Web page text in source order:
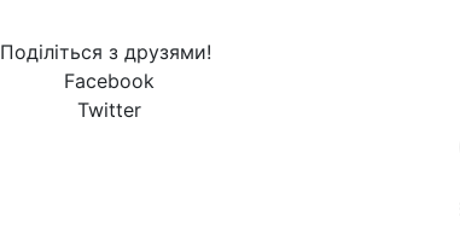
Поділіться з друзями!
Facebook
Twitter